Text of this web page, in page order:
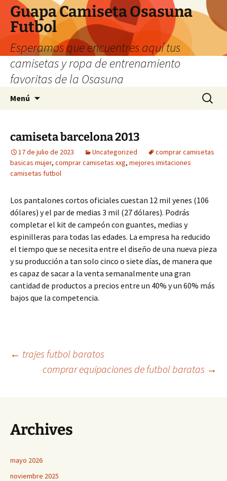
Guapa Camiseta Osasuna
Futbol
Esperamos que encuentres aquí tus
camisetas y ropa de entrenamiento
favoritas de la Osasuna
Menú Buscar:
camiseta barcelona 2013
17 de julio de 2023 Uncategorized
comprar camisetas
basicas mujer, comprar camisetas xxg, mejores imitaciones
camisetas futbol
Los pantalones cortos oficiales cuestan 12 mil yenes (106
dólares) y el par de medias 3 mil (27 dólares). Podrás
completar el kit de campeón con guantes, medias y
espinilleras para todas las edades. La empresa ha reducido
el tiempo que se necesita entre el diseño de una nueva pieza
y su producción a tan solo cinco o siete días, de manera que
es capaz de sacar a la venta semanalmente una gran
cantidad de productos a precios entre un 40% y un 60% más
bajos que la competencia.
Navegación
entradas
← trajes futbol baratos
comprar equipaciones de futbol baratas →
Archives
mayo 2026
noviembre 2025